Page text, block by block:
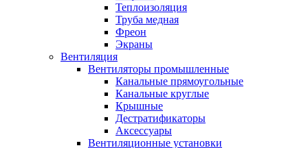
Теплоизоляция
Труба медная
Фреон
Экраны
Вентиляция
Вентиляторы промышленные
Канальные прямоугольные
Канальные круглые
Крышные
Дестратификаторы
Аксессуары
Вентиляционные установки